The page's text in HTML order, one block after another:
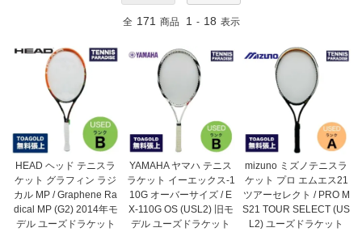
全 171 商品 1 - 18 表示
HEAD ヘッド テニスラ
ケット グラフィン ラジ
カル MP / Graphene Ra
dical MP (G2) 2014年モ
デル ユーズドラケット
YAMAHA ヤマハ テニス
ラケット イーエックス-1
10G オーバーサイズ / E
X-110G OS (USL2) 旧モ
デル ユーズドラケット
mizuno ミズノテニスラ
ケット プロ エムエス21
ツアーセレクト / PRO M
S21 TOUR SELECT (US
L2) ユーズドラケット